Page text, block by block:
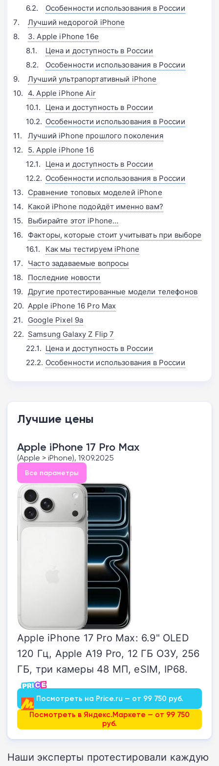
Особенности использования в России
Лучший недорогой iPhone
3. Apple iPhone 16e
Цена и доступность в России
Особенности использования в России
Лучший ультрапортативный iPhone
4. Apple iPhone Air
Цена и доступность в России
Особенности использования в России
Лучший iPhone прошлого поколения
5. Apple iPhone 16
Цена и доступность в России
Особенности использования в России
Сравнение топовых моделей iPhone
Какой iPhone подойдёт именно вам?
Выбирайте этот iPhone…
Факторы, которые стоит учитывать при выборе
Как мы тестируем iPhone
Часто задаваемые вопросы
Последние новости
Другие протестированные модели телефонов
Apple iPhone 16 Pro Max
Google Pixel 9a
Samsung Galaxy Z Flip 7
Цена и доступность в России
Особенности использования в России
Лучшие цены
Apple iPhone 17 Pro Max
(Apple > iPhone), 19.09.2025
Все параметры
Apple iPhone 17 Pro Max: 6.9" OLED
120 Гц, Apple A19 Pro, 12 ГБ ОЗУ, 256
ГБ, три камеры 48 МП, eSIM, IP68.
Посмотреть на Price.ru — от 99 750 руб.
Посмотреть в Яндекс.Маркете — от 99 750
руб.
Наши эксперты протестировали каждую